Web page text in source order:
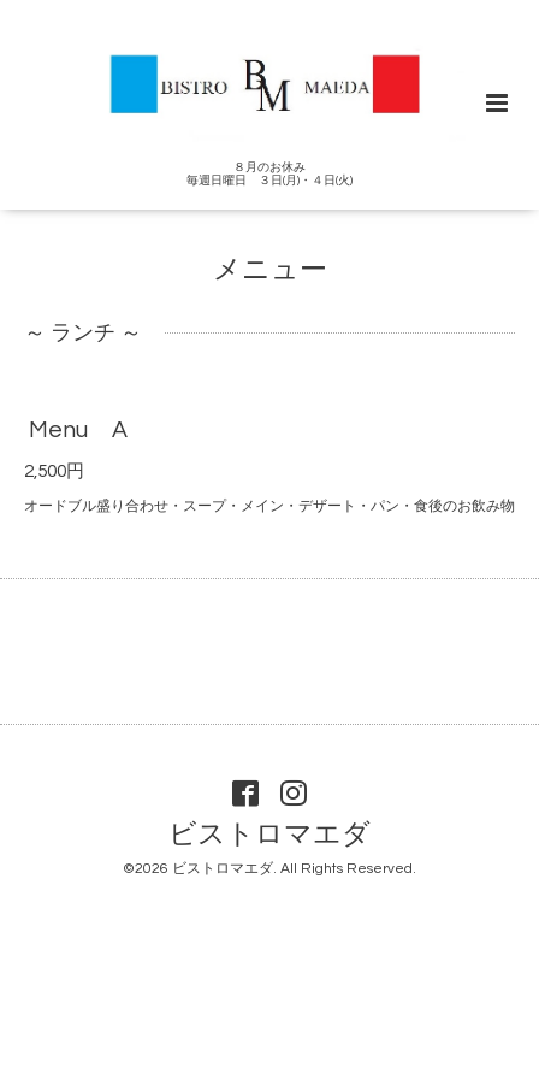
８月のお休み
毎週日曜日 ３日(月)・４日(火)
メニュー
～ ランチ ～
Menu A
2,500円
オードブル盛り合わせ・スープ・メイン・デザート・パン・食後のお飲み物
ビストロマエダ
©2026 ビストロマエダ. All Rights Reserved.